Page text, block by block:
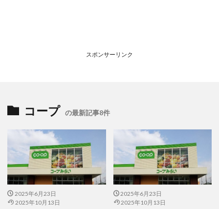
スポンサーリンク
コープ の最新記事8件
2025年6月23日
2025年10月13日
2025年6月23日
2025年10月13日